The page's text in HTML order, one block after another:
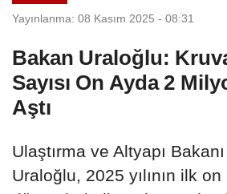
Yayınlanma: 08 Kasım 2025 - 08:31
Bakan Uraloğlu:
Sayısı On Ayda 2
Aştı
Ulaştırma ve Altyapı
Uraloğlu, 2025 yılının ilk on